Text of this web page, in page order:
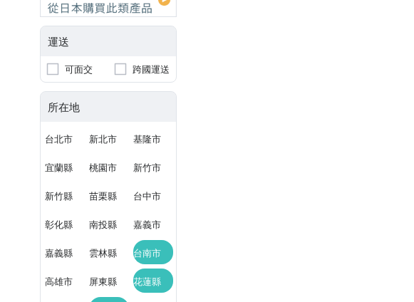
運送
可面交 跨國運送
所在地
台北市 新北市 基隆市
宜蘭縣 桃園市 新竹市
新竹縣 苗栗縣 台中市
彰化縣 南投縣 嘉義市
嘉義縣 雲林縣 台南市
高雄市 屏東縣 花蓮縣